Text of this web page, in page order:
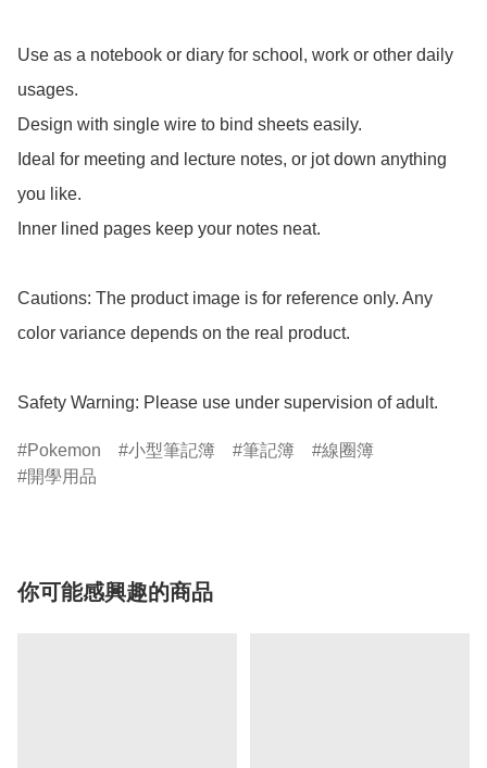
Use as a notebook or diary for school, work or other daily
usages.
Design with single wire to bind sheets easily.
Ideal for meeting and lecture notes, or jot down anything
you like.
Inner lined pages keep your notes neat.
Cautions: The product image is for reference only. Any
color variance depends on the real product.
Safety Warning: Please use under supervision of adult.
Pokemon 小型筆記簿 筆記簿
線圈簿
開學用品
你可能感興趣的商品